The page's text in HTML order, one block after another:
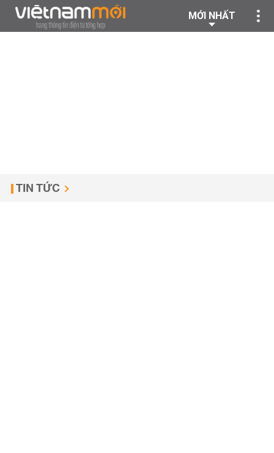
MỚI NHẤT
TIN TỨC